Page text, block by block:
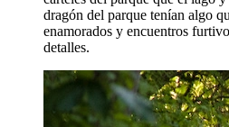
dragón del parque tenían algo
enamorados y encuentros
detalles.